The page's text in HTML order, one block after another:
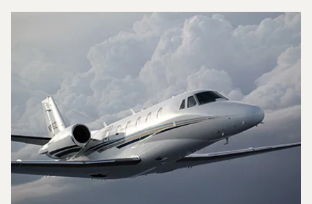
Modelo de aeronave
Asientos
Velocidad (km/h)
Velocidad (nudos)
Autonomía